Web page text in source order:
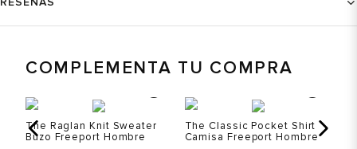
COMPLEMENTA TU COMPRA
The Raglan Knit Sweater
Buzo Freeport Hombre
The Classic Pocket Shirt
Camisa Freeport Hombre